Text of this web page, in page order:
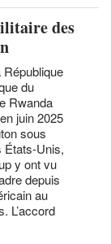
des
République
du
Rwanda
juin 2025
sous
États-Unis,
y ont vu
depuis
au
L’accord